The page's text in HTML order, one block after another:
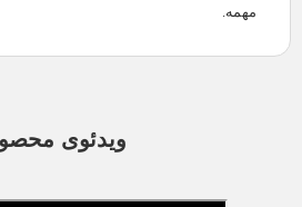
مهمه.
ویدئوی